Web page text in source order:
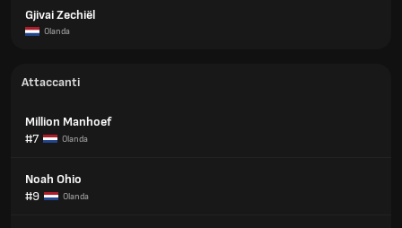
Gjivai Zechiël
Olanda
Attaccanti
Million Manhoef
#7
Olanda
Noah Ohio
#9
Olanda